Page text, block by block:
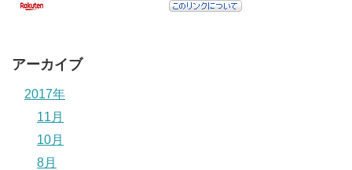
アーカイブ
2017年
11月
10月
8月